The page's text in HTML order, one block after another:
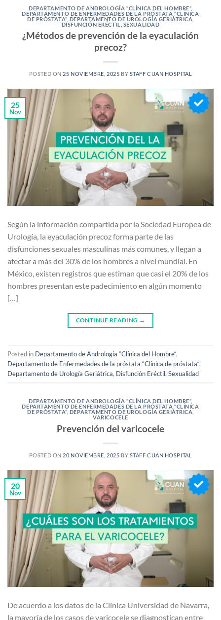
DEPARTAMENTO DE ANDROLOGÍA “CLÍNICA DEL HOMBRE“,
DEPARTAMENTO DE ENFERMEDADES DE LA PRÓSTATA “CLÍNICA
DE PRÓSTATA“, DEPARTAMENTO DE UROLOGÍA GERIÁTRICA
DISFUNCIÓN ERÉCTIL SEXUALIDAD
¿Métodos de prevención de la eyaculación
precoz?
POSTED ON 25 NOVIEMBRE, 2025 BY STAFF CUAN HOSPITAL
25
Nov
Según la información compartida por la Sociedad Europea de
Urología, la eyaculación precoz forma parte de las
disfunciones sexuales masculinas más comunes, y llegan a
afectar a más del 30% de los hombres a nivel mundial. En
México, existen registros que estiman que casi el 20% de los
hombres presentan este padecimiento en algún momento
[…]
CONTINUE READING →
Posted in Departamento de Andrología “Clínica del Hombre“,
Departamento de Enfermedades de la próstata “Clínica de próstata“,
Departamento de Urología Geriátrica, Disfunción Eréctil, Sexualidad
DEPARTAMENTO DE ANDROLOGÍA “CLÍNICA DEL HOMBRE“,
DEPARTAMENTO DE ENFERMEDADES DE LA PRÓSTATA “CLÍNICA
DE PRÓSTATA“, DEPARTAMENTO DE UROLOGÍA GERIÁTRICA
VARICOCELE
Prevención del varicocele
POSTED ON 20 NOVIEMBRE, 2025 BY STAFF CUAN HOSPITAL
20
Nov
De acuerdo a los datos de la Clínica Universidad de Navarra,
la mayoría de los casos de varicocele se diagnostican entre